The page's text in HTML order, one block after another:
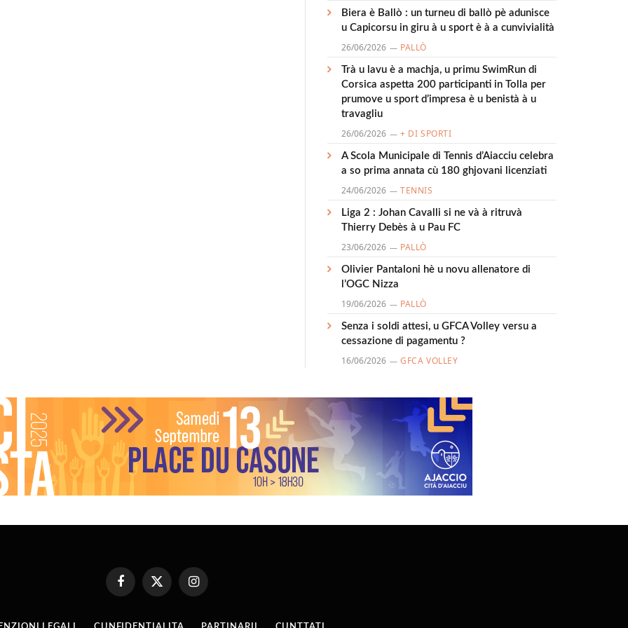
Biera è Ballò : un turneu di ballò pè adunisce
u Capicorsu in giru à u sport è à a cunvivialità
26/06/2026 PALLÒ
Trà u lavu è a machja, u primu SwimRun di
Corsica aspetta 200 participanti in Tolla per
prumove u sport d’impresa è u benistà à u
travagliu
26/06/2026 + DI SPORTI
A Scola Municipale di Tennis d’Aiacciu celebra
a so prima annata cù 180 ghjovani licenziati
24/06/2026 TENNIS
Liga 2 : Johan Cavalli si ne và à ritruvà
Thierry Debès à u Pau FC
23/06/2026 PALLÒ
Olivier Pantaloni hè u novu allenatore di
l’OGC Nizza
19/06/2026 PALLÒ
Senza i soldi attesi, u GFCA Volley versu a
cessazione di pagamentu ?
16/06/2026 GFCA VOLLEY
FacebookX
Instagram